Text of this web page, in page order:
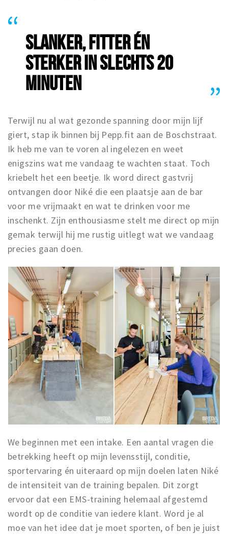
SLANKER, FITTER ÉN
STERKER IN SLECHTS 20
MINUTEN
Terwijl nu al wat gezonde spanning door mijn lijf
giert, stap ik binnen bij Pepp.fit aan de Boschstraat.
Ik heb me van te voren al ingelezen en weet
enigszins wat me vandaag te wachten staat. Toch
kriebelt het een beetje. Ik word direct gastvrij
ontvangen door Niké die een plaatsje aan de bar
voor me vrijmaakt en wat te drinken voor me
inschenkt. Zijn enthousiasme stelt me direct op mijn
gemak terwijl hij me rustig uitlegt wat we vandaag
precies gaan doen.
We beginnen met een intake. Een aantal vragen die
betrekking heeft op mijn levensstijl, conditie,
sportervaring én uiteraard op mijn doelen laten Niké
de intensiteit van de training bepalen. Dit zorgt
ervoor dat een EMS-training helemaal afgestemd
wordt op de conditie van iedere klant. Word je al
moe van het idee dat je moet sporten, of ben je juist